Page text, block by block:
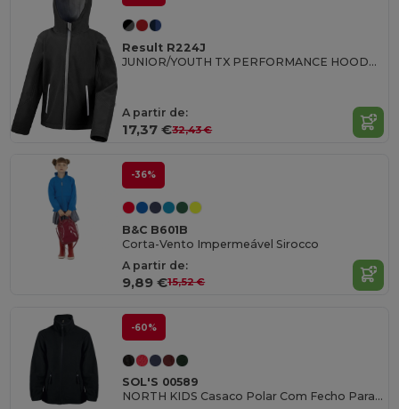
Result R224J
JUNIOR/YOUTH TX PERFORMANCE HOODED SOFT SHELL JACKET
A partir de:
17,37 €32,43 €
-36%
B&C B601B
Corta-Vento Impermeável Sirocco
A partir de:
9,89 €15,52 €
-60%
SOL'S 00589
NORTH KIDS Casaco Polar Com Fecho Para Criança